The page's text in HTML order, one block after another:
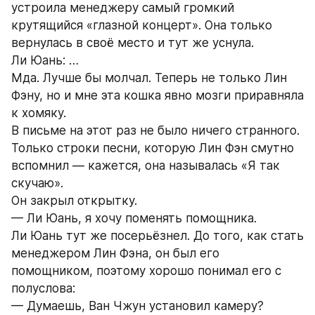
устроила менеджеру самый громкий
крутящийся «глазной концерт». Она только
вернулась в своё место и тут же уснула.
Ли Юань: …
Мда. Лучше бы молчал. Теперь не только Лин
Фэну, но и мне эта кошка явно мозги приравняла
к хомяку.
В письме на этот раз не было ничего странного.
Только строки песни, которую Лин Фэн смутно
вспомнил — кажется, она называлась «Я так
скучаю».
Он закрыл открытку.
— Ли Юань, я хочу поменять помощника.
Ли Юань тут же посерьёзнел. До того, как стать
менеджером Лин Фэна, он был его
помощником, поэтому хорошо понимал его с
полуслова:
— Думаешь, Ван Чжун установил камеру?